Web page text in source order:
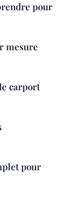
pour
mesure
carport
pour